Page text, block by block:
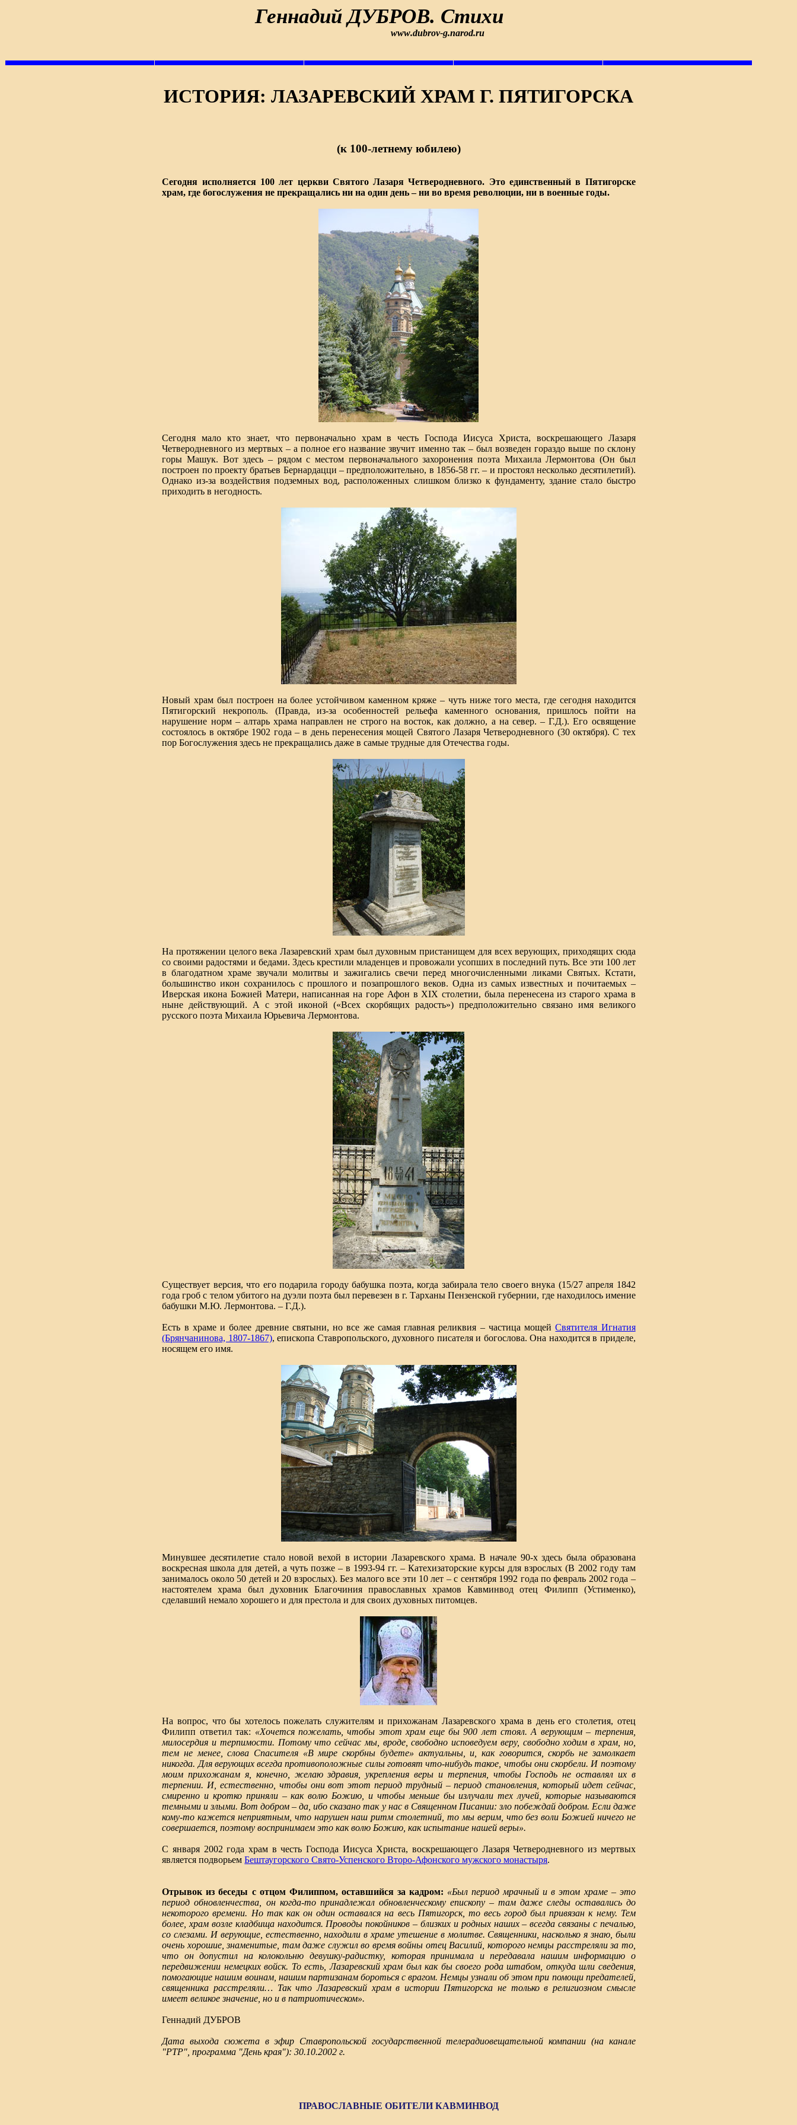
Геннадий ДУБРОВ. Стихи
www.dubrov-g.narod.ru
ИСТОРИЯ: ЛАЗАРЕВСКИЙ ХРАМ Г. ПЯТИГОРСКА
(к 100-летнему юбилею)
Сегодня исполняется 100 лет церкви Святого Лазаря Четверодневного. Это единственный в Пятигорске
храм, где богослужения не прекращались ни на один день – ни во время революции, ни в военные годы.
Сегодня мало кто знает, что первоначально храм в честь Господа Иисуса Христа, воскрешающего Лазаря
Четверодневного из мертвых – а полное его название звучит именно так – был возведен гораздо выше по склону
горы Машук. Вот здесь – рядом с местом первоначального захоронения поэта Михаила Лермонтова (Он был
построен по проекту братьев Бернардацци – предположительно, в 1856-58 гг. – и простоял несколько десятилетий).
Однако из-за воздействия подземных вод, расположенных слишком близко к фундаменту, здание стало быстро
приходить в негодность.
Новый храм был построен на более устойчивом каменном кряже – чуть ниже того места, где сегодня находится
Пятигорский некрополь. (Правда, из-за особенностей рельефа каменного основания, пришлось пойти на
нарушение норм – алтарь храма направлен не строго на восток, как должно, а на север. – Г.Д.). Его освящение
состоялось в октябре 1902 года – в день перенесения мощей Святого Лазаря Четверодневного (30 октября). С тех
пор Богослужения здесь не прекращались даже в самые трудные для Отечества годы.
На протяжении целого века Лазаревский храм был духовным пристанищем для всех верующих, приходящих сюда
со своими радостями и бедами. Здесь крестили младенцев и провожали усопших в последний путь. Все эти 100 лет
в благодатном храме звучали молитвы и зажигались свечи перед многочисленными ликами Святых. Кстати,
большинство икон сохранилось с прошлого и позапрошлого веков. Одна из самых известных и почитаемых –
Иверская икона Божией Матери, написанная на горе Афон в XIX столетии, была перенесена из старого храма в
ныне действующий. А с этой иконой («Всех скорбящих радость») предположительно связано имя великого
русского поэта Михаила Юрьевича Лермонтова.
Существует версия, что его подарила городу бабушка поэта, когда забирала тело своего внука (15/27 апреля 1842
года гроб с телом убитого на дуэли поэта был перевезен в г. Тарханы Пензенской губернии, где находилось имение
бабушки М.Ю. Лермонтова. – Г.Д.).
Есть в храме и более древние святыни, но все же самая главная реликвия – частица мощейСвятителя Игнатия
(Брянчанинова, 1807-1867), епископа Ставропольского, духовного писателя и богослова. Она находится в приделе,
носящем его имя.
Минувшее десятилетие стало новой вехой в истории Лазаревского храма. В начале 90-х здесь была образована
воскресная школа для детей, а чуть позже – в 1993-94 гг. – Катехизаторские курсы для взрослых (В 2002 году там
занималось около 50 детей и 20 взрослых). Без малого все эти 10 лет – с сентября 1992 года по февраль 2002 года –
настоятелем храма был духовник Благочиния православных храмов Кавминвод отец Филипп (Устименко),
сделавший немало хорошего и для престола и для своих духовных питомцев.
На вопрос, что бы хотелось пожелать служителям и прихожанам Лазаревского храма в день его столетия, отец
Филипп ответил так: «Хочется пожелать, чтобы этот храм еще бы 900 лет стоял. А верующим – терпения,
милосердия и терпимости. Потому что сейчас мы, вроде, свободно исповедуем веру, свободно ходим в храм, но,
тем не менее, слова Спасителя «В мире скорбны будете» актуальны, и, как говорится, скорбь не замолкает
никогда. Для верующих всегда противоположные силы готовят что-нибудь такое, чтобы они скорбели. И поэтому
моим прихожанам я, конечно, желаю здравия, укрепления веры и терпения, чтобы Господь не оставлял их в
терпении. И, естественно, чтобы они вот этот период трудный – период становления, который идет сейчас,
смиренно и кротко приняли – как волю Божию, и чтобы меньше бы излучали тех лучей, которые называются
темными и злыми. Вот добром – да, ибо сказано так у нас в Священном Писании: зло побеждай добром. Если даже
кому-то кажется неприятным, что нарушен наш ритм столетний, то мы верим, что без воли Божией ничего не
совершается, поэтому воспринимаем это как волю Божию, как испытание нашей веры».
С января 2002 года храм в честь Господа Иисуса Христа, воскрешающего Лазаря Четверодневного из мертвых
является подворьемБештаугорского Свято-Успенского Второ-Афонского мужского монастыря.
Отрывок из беседы с отцом Филиппом, оставшийся за кадром: «Был период мрачный и в этом храме – это
период обновленчества, он когда-то принадлежал обновленческому епископу – там даже следы оставались до
некоторого времени. Но так как он один оставался на весь Пятигорск, то весь город был привязан к нему. Тем
более, храм возле кладбища находится. Проводы покойников – близких и родных наших – всегда связаны с печалью,
со слезами. И верующие, естественно, находили в храме утешение в молитве. Священники, насколько я знаю, были
очень хорошие, знаменитые, там даже служил во время войны отец Василий, которого немцы расстреляли за то,
что он допустил на колокольню девушку-радистку, которая принимала и передавала нашим информацию о
передвижении немецких войск. То есть, Лазаревский храм был как бы своего рода штабом, откуда шли сведения,
помогающие нашим воинам, нашим партизанам бороться с врагом. Немцы узнали об этом при помощи предателей,
священника расстреляли… Так что Лазаревский храм в истории Пятигорска не только в религиозном смысле
имеет великое значение, но и в патриотическом».
Геннадий ДУБРОВ
Дата выхода сюжета в эфир Ставропольской государственной телерадиовещательной компании (на канале
"РТР", программа "День края"): 30.10.2002 г.
ПРАВОСЛАВНЫЕ ОБИТЕЛИ КАВМИНВОД